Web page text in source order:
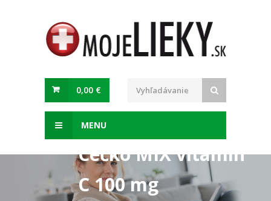
0,00 €
MENU
Céčko MIX vitamín
C 100 mg